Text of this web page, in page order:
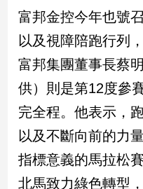
觀
點
兩
岸/
國
際
社
富邦金控今年也號
以及視障陪跑行列
富邦集團董事長蔡
供）則是第12度參
完全程。他表示，
以及不斷向前的力
指標意義的馬拉松
北馬致力綠色轉型